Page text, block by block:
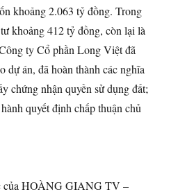
khoảng 2.063 tỷ đồng. Trong
khoảng 412 tỷ đồng, còn lại là
ty Cổ phần Long Việt đã
dự án, đã hoàn thành các nghĩa
chứng nhận quyền sử dụng đất;
quyết định chấp thuận chủ
của HOÀNG GIANG TV –